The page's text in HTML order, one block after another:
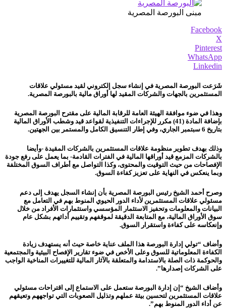
مبنى البورصة المصرية
Facebook
X
Pinterest
WhatsApp
Linkedin
شَرَعت البورصة المصرية في إنشاء سجل إلكتروني لقيد مسئولي علاقات
المستثمرين بالجهات والشركات المقيد لها أوراق مالية بالبورصة المصرية.
وهذا في ضوء موافقة الهيئة العامة للرقابة المالية على مقترح البورصة المصرية
بإضافة المادة (41) مكرر للإجراءات التنفيذية لقواعد قيد وشطب الأوراق المالية
بتاريخ 6 سبتمبر الجاري، وفي إطار التنسيق الكامل والمستمر بين الجهتين.
وذلك بهدف تطوير منظومة علاقات المستثمرين بالشركات المقيدة -وأيضا
بالشركات المزمع قيد أوراقها المالية في الفترات القادمة- بما يعمل على رفع جودة
الإفصاحات من حيث التوقيت والمحتوى، وكذا التواصل مع أطراف السوق المختلفة
وبما ينعكس في النهاية على تعزيز كفاءة السوق.
وصرح أحمد الشيخ رئيس البورصة المصرية بأن إنشاء السجل يهدف إلى دعم
مسئولي علاقات المستثمرين لأداء الدور الحيوي المنوط بهم في التعامل مع
البيانات والمعلومات وتحفيز الاستثمار المؤسسي واستثمارات الأفراد من خلال
سوق الأوراق المالية، مع المتابعة الدقيقة لموقفهم وتقييم أدائهم بشكل عام
وإنعكاسه على كفاءة واستقرار السوق.
وأضاف “تولي إدارة البورصة هذا الملف عناية خاصة حيث أنه يستهدف زيادة
الكفاءة المعلوماتية للسوق وعلى الأخص في ضوء تقارير الإفصاح البيئية والمجتمعية
والحوكمة ذات الصلة بالاستدامة والمتعلقة بالآثار المالية للتغييرات المناخية الواجب
على الشركات إصدارها”.
وأضاف الشيخ “إن إدارة البورصة ستعمل على الاستماع إلى اقتراحات مسئولي
علاقات المستثمرين لتحسين بيئة عملهم وتذليل الصعوبات التي تواجههم وتعيقهم
عن أداء الدور المنوط بهم”.